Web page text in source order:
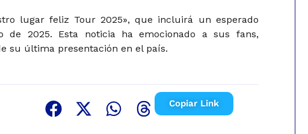
lugar feliz Tour 2025», que incluirá un esperado
de 2025. Esta noticia ha emocionado a sus fans,
su última presentación en el país.
Copiar Link